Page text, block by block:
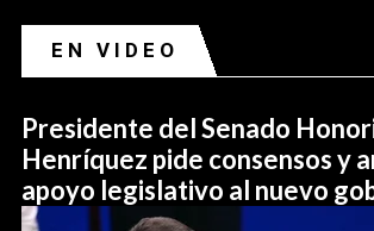
EN VIDEO
Presidente del Senado
Henríquez pide consensos y
apoyo legislativo al nuevo